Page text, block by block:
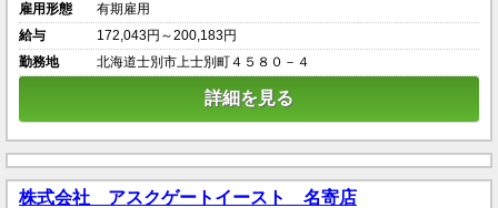
雇用形態
有期雇用
給与
172,043円～200,183円
勤務地
北海道士別市上士別町４５８０－４
詳細を見る
株式会社 アスクゲートイースト 名寄店